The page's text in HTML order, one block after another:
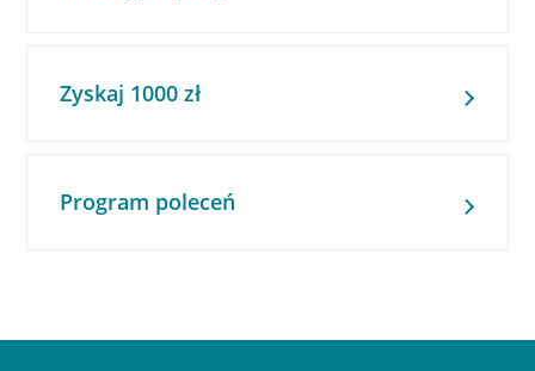
Zyskaj 1000 zł
Program poleceń